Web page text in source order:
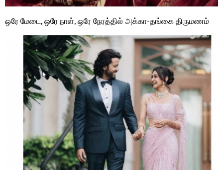
ஒரே மேடை, ஒரே நாள், ஒரே நேரத்தில் அக்கா-தங்கை திருமணம்